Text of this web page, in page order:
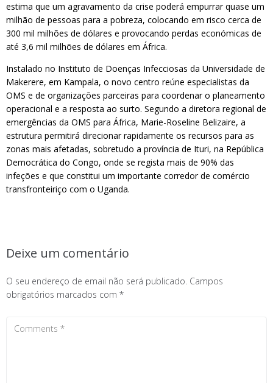
estima que um agravamento da crise poderá empurrar quase um
milhão de pessoas para a pobreza, colocando em risco cerca de
300 mil milhões de dólares e provocando perdas económicas de
até 3,6 mil milhões de dólares em África.
Instalado no Instituto de Doenças Infecciosas da Universidade de
Makerere, em Kampala, o novo centro reúne especialistas da
OMS e de organizações parceiras para coordenar o planeamento
operacional e a resposta ao surto. Segundo a diretora regional de
emergências da OMS para África, Marie-Roseline Belizaire, a
estrutura permitirá direcionar rapidamente os recursos para as
zonas mais afetadas, sobretudo a província de Ituri, na República
Democrática do Congo, onde se regista mais de 90% das
infeções e que constitui um importante corredor de comércio
transfronteiriço com o Uganda.
Deixe um comentário
O seu endereço de email não será publicado. Campos
obrigatórios marcados com *